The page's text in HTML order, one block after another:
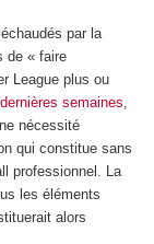
par la
de « faire
League plus ou
semaines
nécessité
qui constitue sans
professionnel. La
les éléments
alors